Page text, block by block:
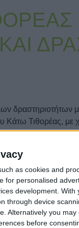
as cookies and
for personalised
development. With
through device
Alternatively you
before
δραστηριοτήτων
Κάτω Τιθορέας,
Ταμείου.
απευθύνεται σε
κάδοι